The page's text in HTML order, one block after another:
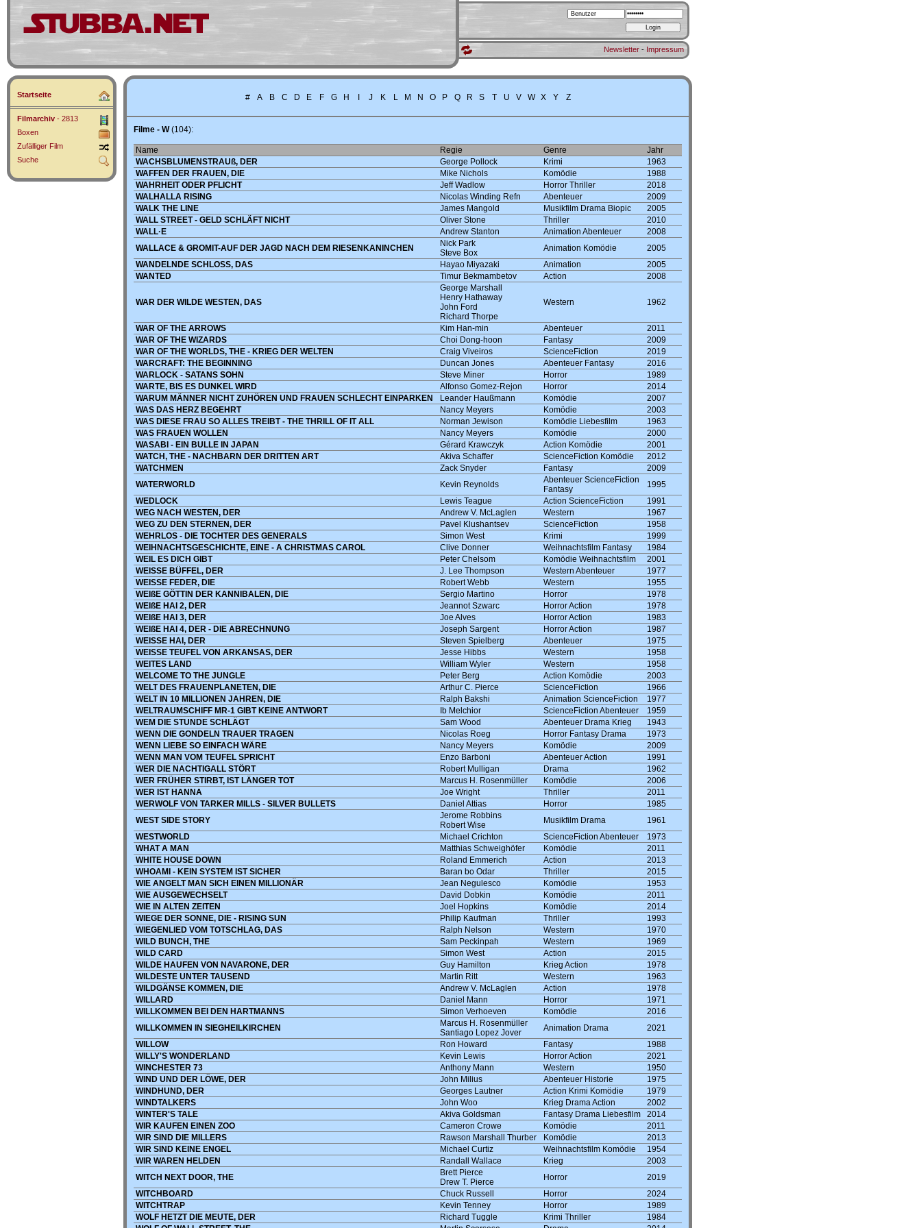
Newsletter - Impressum
Startseite
Filmarchiv - 2813
Boxen
Zufälliger Film
Suche
# A B C D E F G H J K L M N O P Q R S T U V W X Y Z
Filme - W(104):
Name Regie Genre
Jahr
WACHSBLUMENSTRAUß, DER
George Pollock Krimi
1963
WAFFEN DER FRAUEN, DIE
Mike Nichols Komödie
1988
WAHRHEIT ODER PFLICHT
Jeff Wadlow Horror Thriller
2018
WALHALLA RISING
Nicolas Winding Refn Abenteuer
2009
WALK THE LINE
James Mangold Musikfilm Drama Biopic
2005
WALL STREET - GELD SCHLÄFT NICHT
Oliver Stone Thriller
2010
WALL·E
Andrew Stanton Animation Abenteuer
2008
WALLACE & GROMIT-AUF DER JAGD NACH DEM RIESENKANINCHEN
Nick Park
Steve Box
Animation Komödie
2005
WANDELNDE SCHLOSS, DAS
Hayao Miyazaki Animation
2005
WANTED
Timur Bekmambetov Action 2008
WAR DER WILDE WESTEN, DAS
George Marshall
Henry Hathaway
John Ford
Richard Thorpe
Western 1962
WAR OF THE ARROWS Kim Han-min Abenteuer
2011
WAR OF THE WIZARDS
Choi Dong-hoon Fantasy
2009
WAR OF THE WORLDS, THE - KRIEG DER WELTEN
Craig Viveiros ScienceFiction
2019
WARCRAFT: THE BEGINNING
Duncan Jones Abenteuer Fantasy
2016
WARLOCK - SATANS SOHN
Steve Miner Horror
1989
WARTE, BIS ES DUNKEL WIRD
Alfonso Gomez-Rejon Horror
2014
WARUM MÄNNER NICHT ZUHÖREN UND FRAUEN SCHLECHT EINPARKEN
Leander Haußmann Komödie
2007
WAS DAS HERZ BEGEHRT
Nancy Meyers Komödie
2003
WAS DIESE FRAU SO ALLES TREIBT - THE THRILL OF IT ALL
Norman Jewison Komödie Liebesfilm
1963
WAS FRAUEN WOLLEN
Nancy Meyers Komödie
2000
WASABI - EIN BULLE IN JAPAN
Gérard Krawczyk Action Komödie
2001
WATCH, THE - NACHBARN DER DRITTEN ART
Akiva Schaffer ScienceFiction Komödie
2012
WATCHMEN
Zack Snyder Fantasy
2009
WATERWORLD
Kevin Reynolds
Abenteuer ScienceFiction
Fantasy
1995
WEDLOCK
Lewis Teague Action ScienceFiction
1991
WEG NACH WESTEN, DER
Andrew V. McLaglen Western
1967
WEG ZU DEN STERNEN, DER
Pavel Klushantsev ScienceFiction
1958
WEHRLOS - DIE TOCHTER DES GENERALS
Simon West Krimi
1999
WEIHNACHTSGESCHICHTE, EINE - A CHRISTMAS CAROL
Clive Donner Weihnachtsfilm Fantasy
1984
WEIL ES DICH GIBT
Peter Chelsom Komödie Weihnachtsfilm
2001
WEISSE BÜFFEL, DER
J. Lee Thompson Western Abenteuer
1977
WEISSE FEDER, DIE
Robert Webb Western
1955
WEIßE GÖTTIN DER KANNIBALEN, DIE
Sergio Martino Horror
1978
WEIßE HAI 2, DER
Jeannot Szwarc Horror Action
1978
WEIßE HAI 3, DER
Joe Alves Horror Action
1983
WEIßE HAI 4, DER - DIE ABRECHNUNG
Joseph Sargent Horror Action
1987
WEISSE HAI, DER
Steven Spielberg Abenteuer
1975
WEISSE TEUFEL VON ARKANSAS, DER
Jesse Hibbs Western
1958
WEITES LAND
William Wyler Western
1958
WELCOME TO THE JUNGLE
Peter Berg Action Komödie
2003
WELT DES FRAUENPLANETEN, DIE
Arthur C. Pierce ScienceFiction
1966
WELT IN 10 MILLIONEN JAHREN, DIE
Ralph Bakshi Animation ScienceFiction
1977
WELTRAUMSCHIFF MR-1 GIBT KEINE ANTWORT
Ib Melchior ScienceFiction Abenteuer
1959
WEM DIE STUNDE SCHLÄGT
Sam Wood Abenteuer Drama Krieg
1943
WENN DIE GONDELN TRAUER TRAGEN
Nicolas Roeg Horror Fantasy Drama
1973
WENN LIEBE SO EINFACH WÄRE
Nancy Meyers Komödie
2009
WENN MAN VOM TEUFEL SPRICHT
Enzo Barboni Abenteuer Action
1991
WER DIE NACHTIGALL STÖRT
Robert Mulligan Drama
1962
WER FRÜHER STIRBT, IST LÄNGER TOT
Marcus H. Rosenmüller Komödie
2006
WER IST HANNA
Joe Wright Thriller
2011
WERWOLF VON TARKER MILLS - SILVER BULLETS
Daniel Attias Horror
1985
WEST SIDE STORY
Jerome Robbins
Robert Wise
Musikfilm Drama
1961
WESTWORLD
Michael Crichton ScienceFiction Abenteuer
1973
WHAT A MAN
Matthias Schweighöfer Komödie
2011
WHITE HOUSE DOWN
Roland Emmerich Action
2013
WHOAMI - KEIN SYSTEM IST SICHER
Baran bo Odar Thriller
2015
WIE ANGELT MAN SICH EINEN MILLIONÄR
Jean Negulesco Komödie
1953
WIE AUSGEWECHSELT
David Dobkin Komödie
2011
WIE IN ALTEN ZEITEN
Joel Hopkins Komödie
2014
WIEGE DER SONNE, DIE - RISING SUN
Philip Kaufman Thriller
1993
WIEGENLIED VOM TOTSCHLAG, DAS
Ralph Nelson Western
1970
WILD BUNCH, THE
Sam Peckinpah Western
1969
WILD CARD
Simon West Action
2015
WILDE HAUFEN VON NAVARONE, DER
Guy Hamilton Krieg Action
1978
WILDESTE UNTER TAUSEND
Martin Ritt Western
1963
WILDGÄNSE KOMMEN, DIE
Andrew V. McLaglen Action
1978
WILLARD
Daniel Mann Horror
1971
WILLKOMMEN BEI DEN HARTMANNS
Simon Verhoeven Komödie
2016
WILLKOMMEN IN SIEGHEILKIRCHEN
Marcus H. Rosenmüller
Santiago Lopez Jover
Animation Drama
2021
WILLOW
Ron Howard Fantasy
1988
WILLY'S WONDERLAND
Kevin Lewis Horror Action
2021
WINCHESTER 73
Anthony Mann Western
1950
WIND UND DER LÖWE, DER
John Milius Abenteuer Historie
1975
WINDHUND, DER
Georges Lautner Action Krimi Komödie
1979
WINDTALKERS
John Woo Krieg Drama Action
2002
WINTER'S TALE
Akiva Goldsman Fantasy Drama Liebesfilm
2014
WIR KAUFEN EINEN ZOO
Cameron Crowe Komödie
2011
WIR SIND DIE MILLERS
Rawson Marshall Thurber Komödie
2013
WIR SIND KEINE ENGEL
Michael Curtiz Weihnachtsfilm Komödie
1954
WIR WAREN HELDEN
Randall Wallace Krieg
2003
WITCH NEXT DOOR, THE
Brett Pierce
Drew T. Pierce
Horror
2019
WITCHBOARD
Chuck Russell Horror
2024
WITCHTRAP
Kevin Tenney Horror
1989
WOLF HETZT DIE MEUTE, DER
Richard Tuggle Krimi Thriller
1984